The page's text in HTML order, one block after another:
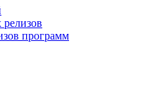
программ